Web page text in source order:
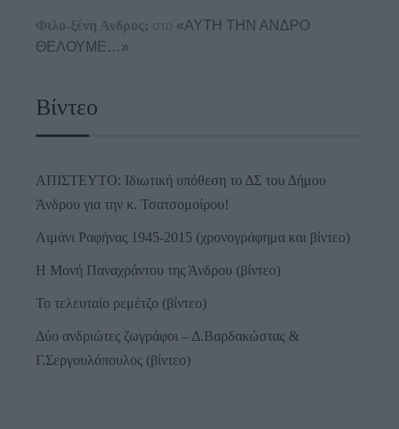
Φιλο-ξένη Ανδρος; στο «ΑΥΤΗ ΤΗΝ ΑΝΔΡΟ
ΘΕΛΟΥΜΕ…»
Βίντεο
ΑΠΙΣΤΕΥΤΟ: Ιδιωτική υπόθεση το ΔΣ του Δήμου
Άνδρου για την κ. Τσατσομοίρου!
Λιμάνι Ραφήνας 1945-2015 (χρονογράφημα και βίντεο)
Η Μονή Παναχράντου της Άνδρου (βίντεο)
Το τελευταίο ρεμέτζο (βίντεο)
Δύο ανδριώτες ζωγράφοι – Δ.Βαρδακώστας &
Γ.Σεργουλόπουλος (βίντεο)